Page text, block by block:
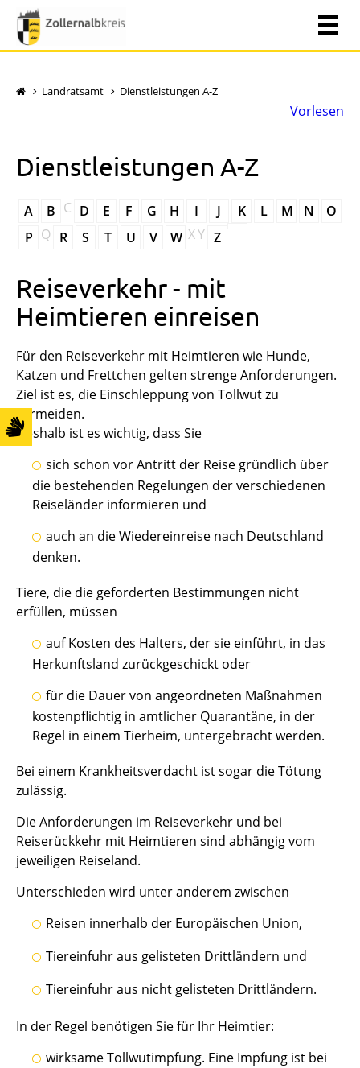
Landratsamt Dienstleistungen A-Z
Vorlesen
Dienstleistungen A-Z
A B C D E F G H I J K L M N
O
P Q R S T U V W XY Z
Reiseverkehr - mit
Heimtieren einreisen
Für den Reiseverkehr mit Heimtieren wie Hunde,
Katzen und Frettchen gelten strenge Anforderungen.
Ziel ist es, die Einschleppung von Tollwut zu
vermeiden.
Deshalb ist es wichtig, dass Sie
sich schon vor Antritt der Reise gründlich über
die bestehenden Regelungen der verschiedenen
Reiseländer informieren und
auch an die Wiedereinreise nach Deutschland
denken.
Tiere, die die geforderten Bestimmungen nicht
erfüllen, müssen
auf Kosten des Halters, der sie einführt, in das
Herkunftsland zurückgeschickt oder
für die Dauer von angeordneten Maßnahmen
kostenpflichtig in amtlicher Quarantäne, in der
Regel in einem Tierheim, untergebracht werden.
Bei einem Krankheitsverdacht ist sogar die Tötung
zulässig.
Die Anforderungen im Reiseverkehr und bei
Reiserückkehr mit Heimtieren sind abhängig vom
jeweiligen Reiseland.
Unterschieden wird unter anderem zwischen
Reisen innerhalb der Europäischen Union,
Tiereinfuhr aus gelisteten Drittländern und
Tiereinfuhr aus nicht gelisteten Drittländern.
In der Regel benötigen Sie für Ihr Heimtier:
wirksame Tollwutimpfung. Eine Impfung ist bei